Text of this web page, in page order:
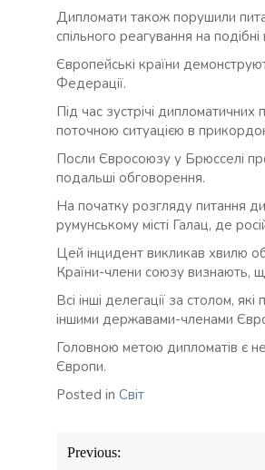
Дипломати також порушили
спільного реагування на подібні
Європейські країни
Федерації.
Під час зустрічі
поточною ситуацією в
Посли Євросоюзу у Брюсселі
подальші обговорення.
На початку розгляду питання
румунському місті Галац, де
Цей інцидент викликав хвилю
Країни-члени союзу визнають,
Всі інші делегації за столом,
іншими державами-членами
Головною метою дипломатів є
Європи.
Posted in Світ
Навігація
записів
Previous: